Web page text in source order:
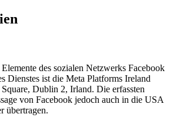
des sozialen Netzwerks Facebook
Dienstes ist die Meta Platforms Ireland
Dublin 2, Irland. Die erfassten
von Facebook jedoch auch in die USA
übertragen.